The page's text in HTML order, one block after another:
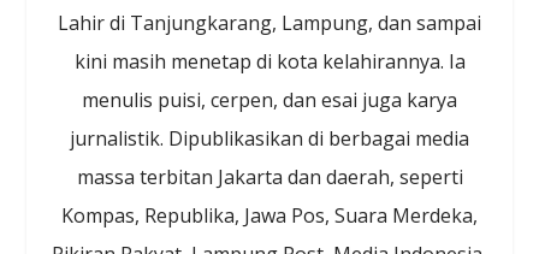
Lahir di Tanjungkarang, Lampung, dan sampai
kini masih menetap di kota kelahirannya. Ia
menulis puisi, cerpen, dan esai juga karya
jurnalistik. Dipublikasikan di berbagai media
massa terbitan Jakarta dan daerah, seperti
Kompas, Republika, Jawa Pos, Suara Merdeka,